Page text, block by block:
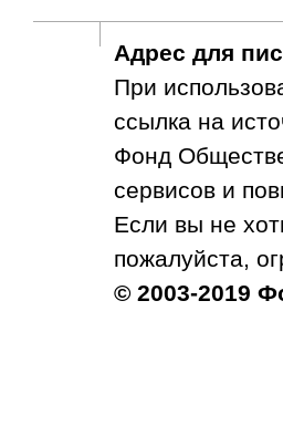
Адрес для
При
ссылка на
Фонд
сервисов и
Если вы не
пожалуйста,
© 2003-2019